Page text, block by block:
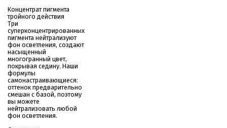
Концентрат пигмента
тройного действия
Три
суперконцентрированных
пигмента нейтрализуют
фон осветления, создают
насыщенный
многогранный цвет,
покрывая седину. Наши
формулы
самонастраивающиеся:
оттенок предварительно
смешан с базой, поэтому
вы можете
нейтрализовать любой
фон осветления.